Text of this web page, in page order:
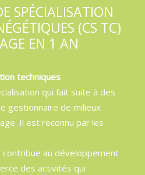
SPÉCIALISATION
(CS TC)
EN 1 AN
techniques
qui fait suite à des
gestionnaire de milieux
Il est reconnu par les
contribue au développement
des activités qui